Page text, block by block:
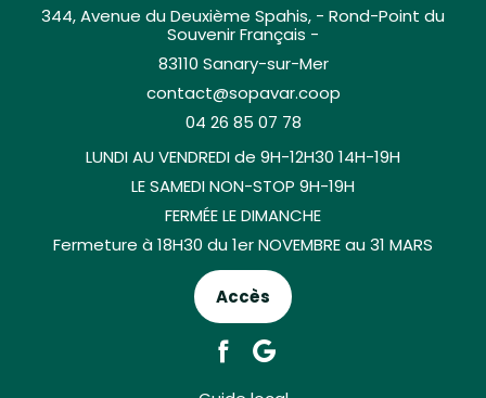
344, Avenue du Deuxième Spahis, - Rond-Point du
Souvenir Français -
83110 Sanary-sur-Mer
contact@sopavar.coop
04 26 85 07 78
LUNDI AU VENDREDI de 9H-12H30 14H-19H
LE SAMEDI NON-STOP 9H-19H
FERMÉE LE DIMANCHE
Fermeture à 18H30 du 1er NOVEMBRE au 31 MARS
Accès